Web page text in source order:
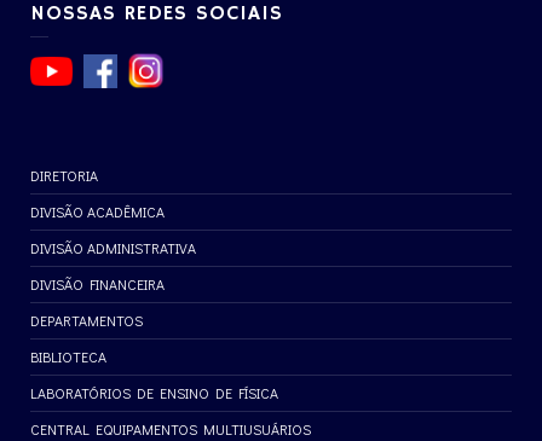
NOSSAS REDES SOCIAIS
DIRETORIA
DIVISÃO ACADÊMICA
DIVISÃO ADMINISTRATIVA
DIVISÃO FINANCEIRA
DEPARTAMENTOS
BIBLIOTECA
LABORATÓRIOS DE ENSINO DE FÍSICA
CENTRAL EQUIPAMENTOS MULTIUSUÁRIOS